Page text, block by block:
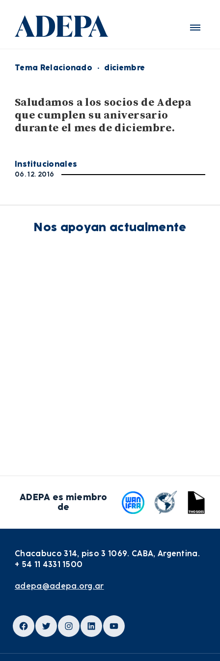
Tema Relacionado · diciembre
Saludamos a los socios de Adepa
que cumplen su aniversario
durante el mes de diciembre.
Institucionales
06. 12. 2016
Nos apoyan actualmente
ADEPA es miembro
de
Chacabuco 314, piso 3 1069. CABA, Argentina.
+ 54 11 4331 1500
adepa@adepa.org.ar
Facebook
TwitterInstagram
LinkedInYouTube